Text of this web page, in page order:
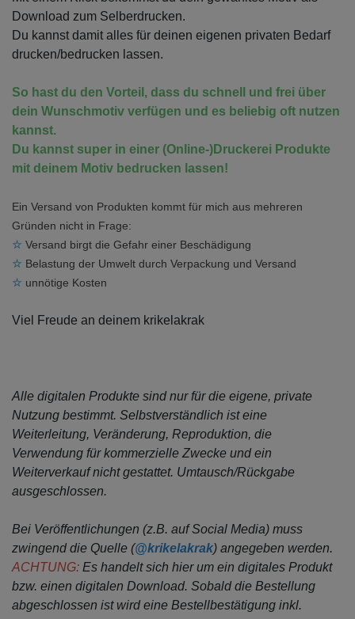
Download zum Selberdrucken.
Du kannst damit alles für deinen eigenen privaten Bedarf
drucken/bedrucken lassen.
So hast du den Vorteil, dass du schnell und frei über
dein Wunschmotiv verfügen und es beliebig oft nutzen
kannst.
Du kannst super in einer (Online-)Druckerei Produkte
mit deinem Motiv bedrucken lassen!
Ein Versand von Produkten kommt für mich aus mehreren
Gründen nicht in Frage:
☆ Versand birgt die Gefahr einer Beschädigung
☆ Belastung der Umwelt durch Verpackung und Versand
☆ unnötige Kosten
Viel Freude an deinem krikelakrak
Alle digitalen Produkte sind nur für die eigene, private
Nutzung bestimmt. Selbstverständlich ist eine
Weiterleitung, Veränderung, Reproduktion, die
Verwendung für kommerzielle Zwecke und ein
Weiterverkauf nicht gestattet. Umtausch/Rückgabe
ausgeschlossen.
Bei Veröffentlichungen (z.B. auf Social Media) muss
zwingend die Quelle (@krikelakrak) angegeben werden.
ACHTUNG: Es handelt sich hier um ein digitales Produkt
bzw. einen digitalen Download. Sobald die Bestellung
abgeschlossen ist wird eine Bestellbestätigung inkl.